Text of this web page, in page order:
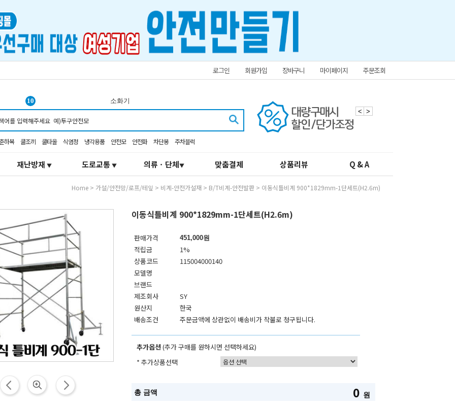
로그인 회원가입 장바구니 마이페이지 주문조회
1
서큘레이터
4
쿨링
6
추락
9
헤드랜턴
10
하복 쿨조끼 쿨타올 식염정 냉각용품 안전모 안전화 차단봉 주차블럭
< >
재난방재 ▼ 도로교통 ▼ 의류ㆍ단체▼ 맞춤결제 상품리뷰 Q & A
Home > 가설/안전망/로프/테잎 > 비계-안전가설재 > B/T비계-안전발판 > 이동식틀비계 900*1829mm-1단세트(H2.6m)
이동식틀비계 900*1829mm-1단세트(H2.6m)
판매가격 451,000원
적립금
1%
상품코드
115004000140
모델명
브랜드
제조회사
SY
원산지
한국
배송조건
주문금액에 상관없이 배송비가 착불로 청구됩니다.
추가옵션(추가 구매를 원하시면 선택하세요)
* 추가상품선택
총 금액 0 원